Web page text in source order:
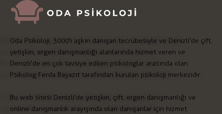
Oda Psikoloji, 3000'i aşkın danışan tecrübesiyle ve Denizli'de çift,
yetişkin, ergen danışmanlığı alanlarında hizmet veren ve
Denizli'de en çok tavsiye edilen psikologlar arasında olan
Psikolog Ferda Bayazıt tarafından kurulan psikoloji merkezidir.
Bu web sitesi Denizli'de yetişkin, çift, ergen danışmanlığı ve
online danışmanlık arayışında olan danışanlar için hizmet